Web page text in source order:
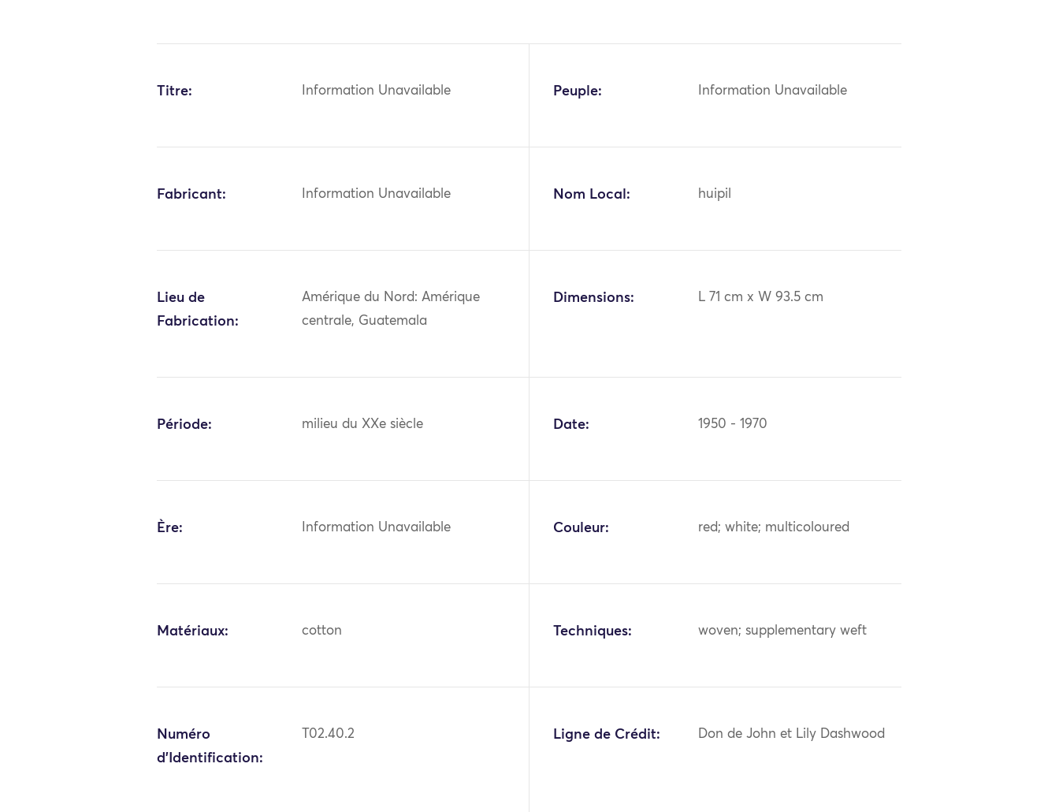
Titre: Information Unavailable Peuple: Information Unavailable
Fabricant: Information Unavailable Nom Local: huipil
Lieu de
Fabrication:
Amérique du Nord: Amérique
centrale, Guatemala
Dimensions: L 71 cm x W 93.5 cm
Période: milieu du XXe siècle Date: 1950 - 1970
Ère: Information Unavailable Couleur: red; white; multicoloured
Matériaux: cotton Techniques: woven; supplementary weft
Numéro
d'Identification:
T02.40.2 Ligne de Crédit: Don de John et Lily Dashwood